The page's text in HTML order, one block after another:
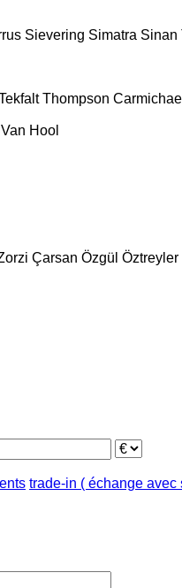
Sievering Simatra Sinan
Thompson Carmichael
Van Hool
Çarsan Özgül Öztreyler
trade-in ( échange avec